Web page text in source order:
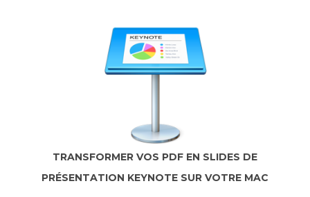
TRANSFORMER VOS PDF EN SLIDES DE
PRÉSENTATION KEYNOTE SUR VOTRE MAC